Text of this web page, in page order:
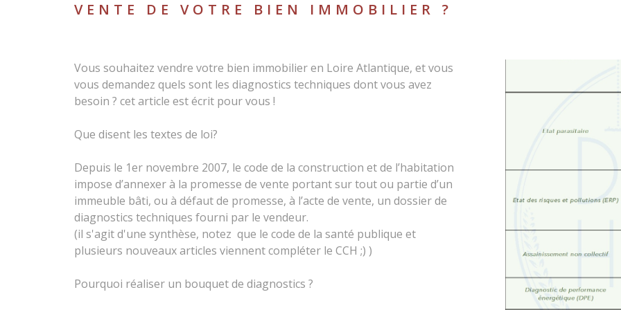
VENTE DE VOTRE BIEN IMMOBILIER ?
Vous souhaitez vendre votre bien immobilier en Loire Atlantique, et vous
vous demandez quels sont les diagnostics techniques dont vous avez
besoin ? cet article est écrit pour vous !
Que disent les textes de loi?
Depuis le 1er novembre 2007, le code de la construction et de l’habitation
impose d’annexer à la promesse de vente portant sur tout ou partie d’un
immeuble bâti, ou à défaut de promesse, à l’acte de vente, un dossier de
diagnostics techniques fourni par le vendeur.
(il s'agit d'une synthèse, notez que le code de la santé publique et
plusieurs nouveaux articles viennent compléter le CCH ;) )
Pourquoi réaliser un bouquet de diagnostics ?